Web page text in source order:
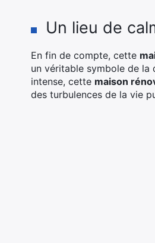
Un lieu de
En fin de compte, cette
un véritable symbole de la
intense, cette maison
des turbulences de la vie